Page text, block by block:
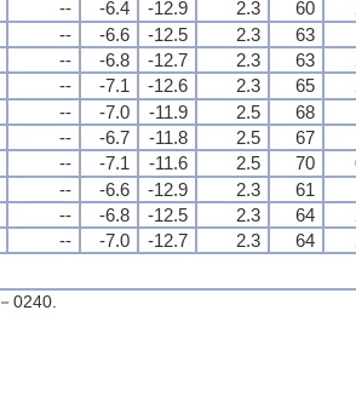
-- -6.4 -12.9 2.3 60
-- -6.6 -12.5 2.3 63
-- -6.8 -12.7 2.3 63
-- -7.1 -12.6 2.3 65
-- -7.0 -11.9 2.5 68
-- -6.7 -11.8 2.5 67
-- -7.1 -11.6 2.5 70
-- -6.6 -12.9 2.3 61
-- -6.8 -12.5 2.3 64
-- -7.0 -12.7 2.3 64
－0240.